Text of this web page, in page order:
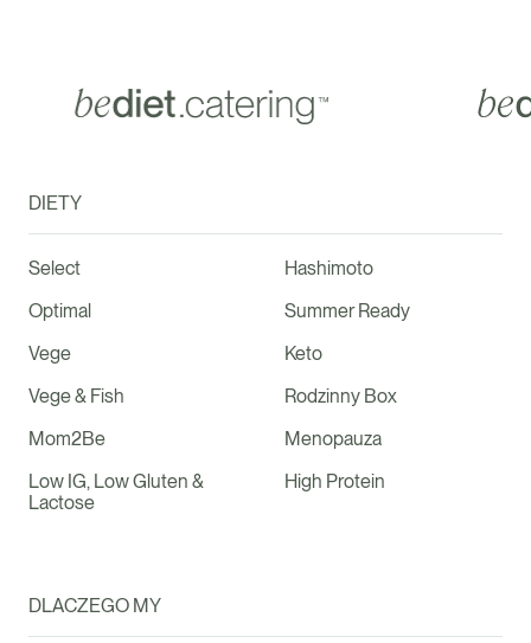
DIETY
Select
Optimal
Vege
Vege & Fish
Mom2Be
Low IG, Low Gluten &
Lactose
Hashimoto
Summer Ready
Keto
Rodzinny Box
Menopauza
High Protein
DLACZEGO MY